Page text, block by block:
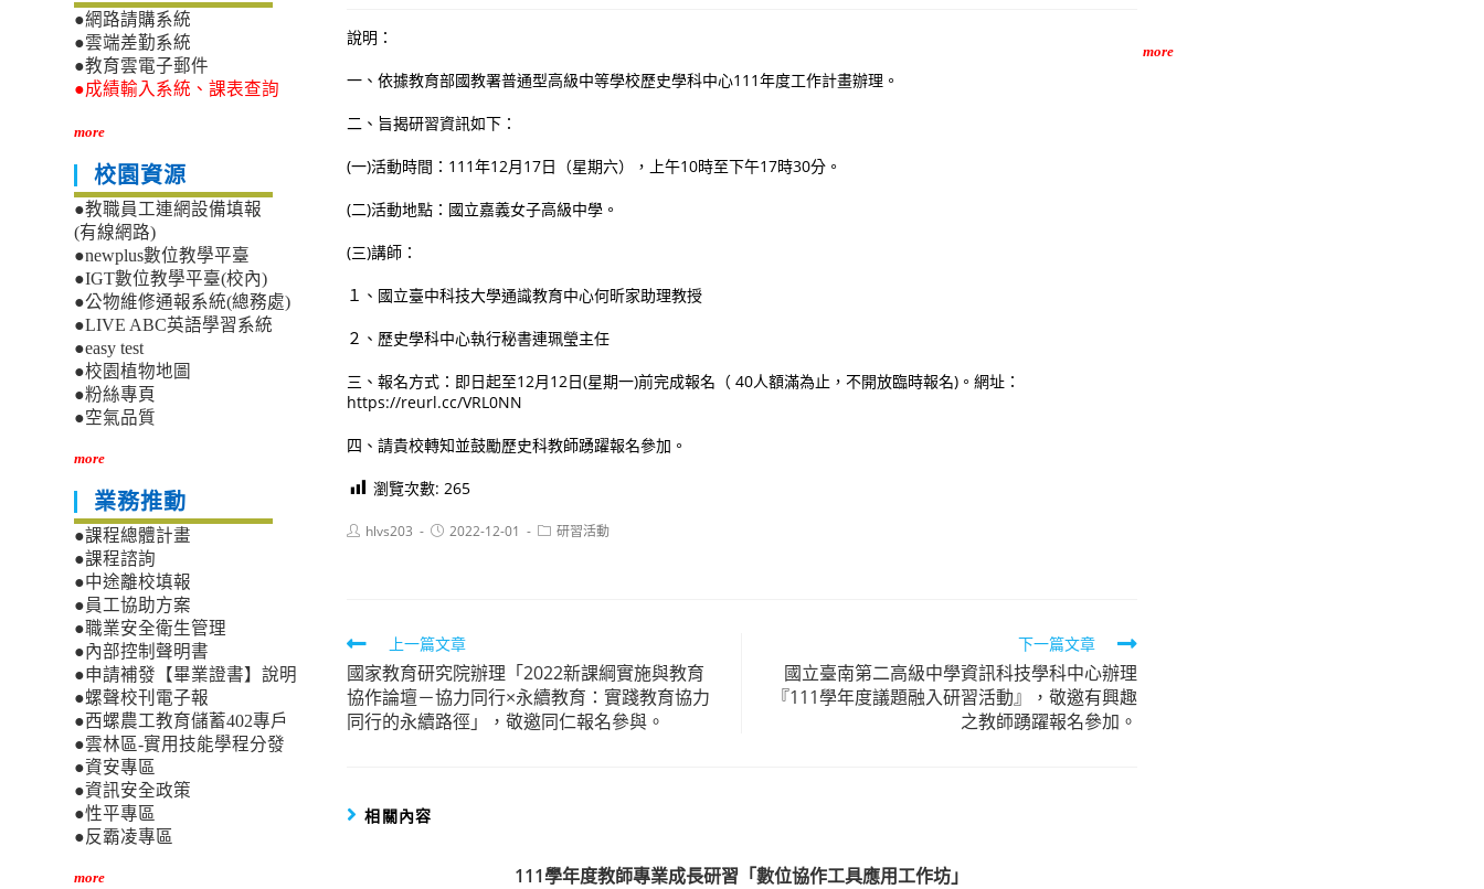
說明：
一、依據教育部國教署普通型高級中等學校歷史學科中心111年度工作計畫辦理。
二、旨揭研習資訊如下：
(一)活動時間：111年12月17日（星期六），上午10時至下午17時30分。
(二)活動地點：國立嘉義女子高級中學。
(三)講師：
１、國立臺中科技大學通識教育中心何昕家助理教授
２、歷史學科中心執行秘書連珮瑩主任
三、報名方式：即日起至12月12日(星期一)前完成報名（ 40人額滿為止，不開放臨時報名)。網址：
https://reurl.cc/VRL0NN
四、請貴校轉知並鼓勵歷史科教師踴躍報名參加。
瀏覽次數: 265
Posthlvs203
Post2022-12-01
Post研習活動
Read
more
articles
上一篇文章
國家教育研究院辦理「2022新課綱實施與教育
協作論壇－協力同行×永續教育：實踐教育協力
同行的永續路徑」，敬邀同仁報名參與。
下一篇文章
國立臺南第二高級中學資訊科技學科中心辦理
『111學年度議題融入研習活動』，敬邀有興趣
之教師踴躍報名參加。
相關內容
111學年度教師專業成長研習「數位協作工具應用工作坊」
●網路請購系統
●雲端差勤系統
●教育雲電子郵件
●成績輸入系統、課表查詢
more
校園資源
●教職員工連網設備填報
(有線網路)
●newplus數位教學平臺
●IGT數位教學平臺(校內)
●公物維修通報系統(總務處)
●LIVE ABC英語學習系統
●easy test
●校園植物地圖
●粉絲專頁
●空氣品質
more
業務推動
●課程總體計畫
●課程諮詢
●中途離校填報
●員工協助方案
●職業安全衛生管理
●內部控制聲明書
●申請補發【畢業證書】說明
●螺聲校刊電子報
●西螺農工教育儲蓄402專戶
●雲林區-實用技能學程分發
●資安專區
●資訊安全政策
●性平專區
●反霸凌專區
more
more